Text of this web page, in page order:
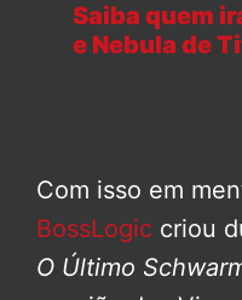
Saiba quem
e Nebula de
Com isso em
BossLogic criou
O Último